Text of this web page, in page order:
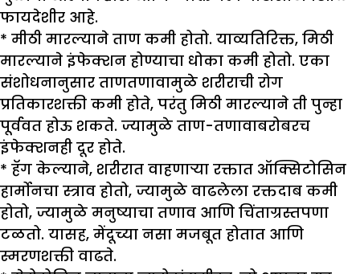
फायदेशीर आहे.
* मीठी मारल्याने ताण कमी होतो. याव्यतिरिक्त, मिठी
मारल्याने इंफेक्शन होण्याचा धोका कमी होतो. एका
संशोधनानुसार ताणतणावामुळे शरीराची रोग
प्रतिकारशक्ती कमी होते, परंतु मिठी मारल्याने ती पुन्हा
पूर्ववत होऊ शकते. ज्यामुळे ताण-तणावाबरोबरच
इंफेक्शनही दूर होते.
* हॅग केल्याने, शरीरात वाहणाऱ्या रक्तात ऑक्सिटोसिन
हार्मोनचा स्त्राव होतो, ज्यामुळे वाढलेला रक्तदाब कमी
होतो, ज्यामुळे मनुष्याचा तणाव आणि चिंताग्रस्तपणा
टळतो. यासह, मेंदूच्या नसा मजबूत होतात आणि
स्मरणशक्ती वाढते.